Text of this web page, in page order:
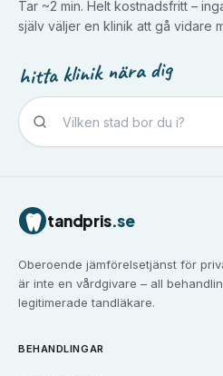
Tar ~2 min. Helt kostnadsfritt –
själv väljer en klinik att gå vidare
hitta klinik nära dig
Tandvård i
Tandvård iFalun
Tandvård i Göteborg
Tandvård iHalmstad
Tandvård iHelsingborg
tandpris.se
Oberoende jämförelsetjänst för
är inte en vårdgivare – all
legitimerade tandläkare.
BEHANDLINGAR